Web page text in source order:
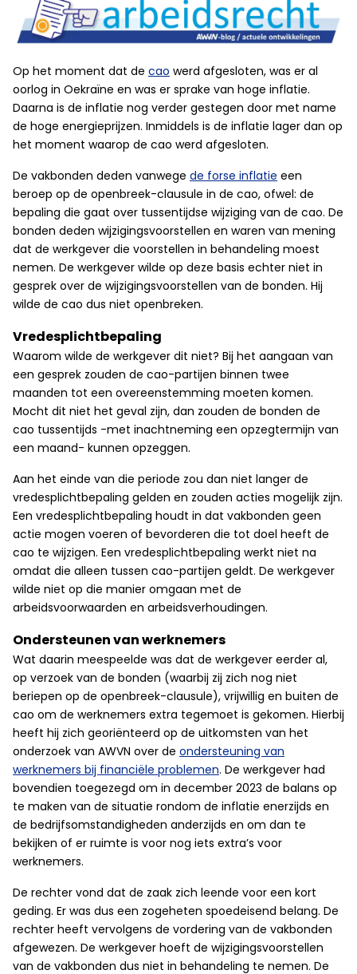
Op het moment dat de cao werd afgesloten, was er al
oorlog in Oekraïne en was er sprake van hoge inflatie.
Daarna is de inflatie nog verder gestegen door met name
de hoge energieprijzen. Inmiddels is de inflatie lager dan op
het moment waarop de cao werd afgesloten.
De vakbonden deden vanwege de forse inflatie een
beroep op de openbreek-clausule in de cao, ofwel: de
bepaling die gaat over tussentijdse wijziging van de cao. De
bonden deden wijzigingsvoorstellen en waren van mening
dat de werkgever die voorstellen in behandeling moest
nemen. De werkgever wilde op deze basis echter niet in
gesprek over de wijzigingsvoorstellen van de bonden. Hij
wilde de cao dus niet openbreken.
Vredesplichtbepaling
Waarom wilde de werkgever dit niet? Bij het aangaan van
een gesprek zouden de cao-partijen binnen twee
maanden tot een overeenstemming moeten komen.
Mocht dit niet het geval zijn, dan zouden de bonden de
cao tussentijds -met inachtneming een opzegtermijn van
een maand- kunnen opzeggen.
Aan het einde van die periode zou dan niet langer de
vredesplichtbepaling gelden en zouden acties mogelijk zijn.
Een vredesplichtbepaling houdt in dat vakbonden geen
actie mogen voeren of bevorderen die tot doel heeft de
cao te wijzigen. Een vredesplichtbepaling werkt niet na
omdat die alleen tussen cao-partijen geldt. De werkgever
wilde niet op die manier omgaan met de
arbeidsvoorwaarden en arbeidsverhoudingen.
Ondersteunen van werknemers
Wat daarin meespeelde was dat de werkgever eerder al,
op verzoek van de bonden (waarbij zij zich nog niet
beriepen op de openbreek-clausule), vrijwillig en buiten de
cao om de werknemers extra tegemoet is gekomen. Hierbij
heeft hij zich georiënteerd op de uitkomsten van het
onderzoek van AWVN over de ondersteuning van
werknemers bij financiële problemen. De werkgever had
bovendien toegezegd om in december 2023 de balans op
te maken van de situatie rondom de inflatie enerzijds en
de bedrijfsomstandigheden anderzijds en om dan te
bekijken of er ruimte is voor nog iets extra’s voor
werknemers.
De rechter vond dat de zaak zich leende voor een kort
geding. Er was dus een zogeheten spoedeisend belang. De
rechter heeft vervolgens de vordering van de vakbonden
afgewezen. De werkgever hoeft de wijzigingsvoorstellen
van de vakbonden dus niet in behandeling te nemen. De